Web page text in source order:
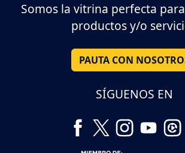
Somos la vitrina perfecta
productos y/o
PAUTA CON
SÍGUENOS EN